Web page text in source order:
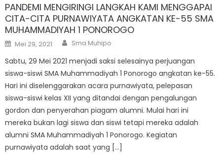
PANDEMI MENGIRINGI LANGKAH KAMI MENGGAPAI
CITA-CITA PURNAWIYATA ANGKATAN KE-55 SMA
MUHAMMADIYAH 1 PONOROGO
Posted
on
Mei 29, 2021 Author
Sma Muhipo
Sabtu, 29 Mei 2021 menjadi saksi selesainya perjuangan
siswa-siswi SMA Muhammadiyah 1 Ponorogo angkatan ke-55.
Hari ini diselenggarakan acara purnawiyata, pelepasan
siswa-siswi kelas XII yang ditandai dengan pengalungan
gordon dan penyerahan piagam alumni. Mulai hari ini
mereka bukan lagi siswa dan siswi tetapi mereka adalah
alumni SMA Muhammadiyah 1 Ponorogo. Kegiatan
purnawiyata adalah saat yang […]